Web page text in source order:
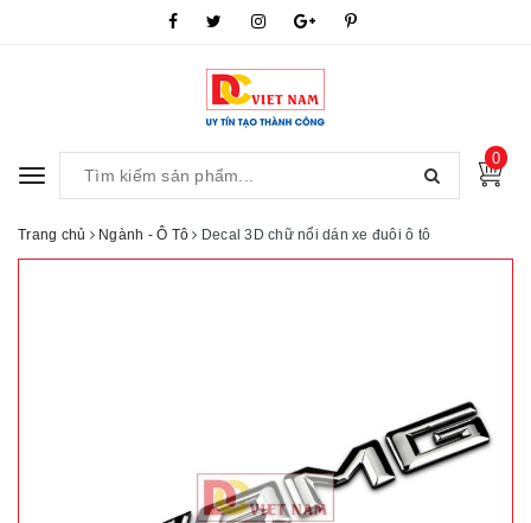
Toggle
0
Trang chủ Ngành - Ô Tô Decal 3D chữ nổi dán xe đuôi ô tô